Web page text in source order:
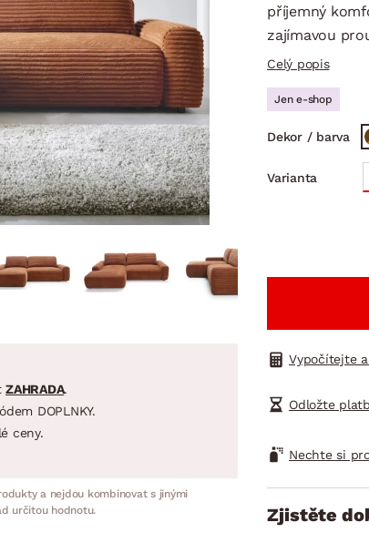
VAŘENÍ DOMÁCÍ SPOTŘEBIČE
sestavy
sestavy
sestavy
příjemný
zajímavou
Celý popis
Jen e-shop
Dekor / barva
Varianta
Vypočítejte
Odložte
Nechte si
Zjistěte
ZAHRADA.
DOPLNKY.
ceny.
a nejdou kombinovat s jinými
určitou hodnotu.